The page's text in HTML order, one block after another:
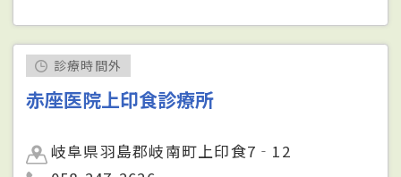
診療時間外
赤座医院上印食診療所
岐阜県羽島郡岐南町上印食7‐12